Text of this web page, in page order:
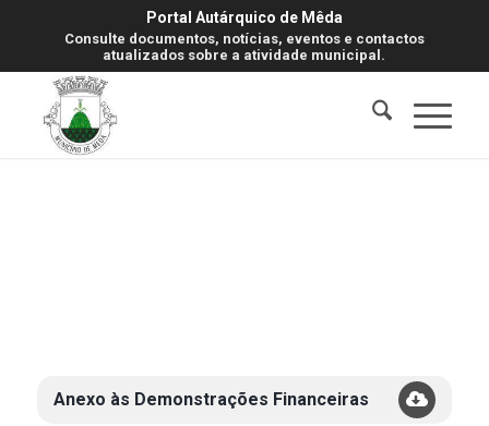
Portal Autárquico de Mêda
Consulte documentos, notícias, eventos e contactos
atualizados sobre a atividade municipal.
Anexo às Demonstrações Financeiras